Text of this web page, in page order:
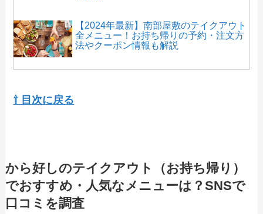
【2024年最新】南部屋敷のテイクアウト
全メニュー！お持ち帰りの予約・注文方
法やクーポン情報も解説
やクーポン情報も解説
【2024年最新】ワンカルビのテイクアウ
⇧ 目次に戻る
から好しのテイクアウト（お持ち帰り）
でおすすめ・人気なメニューは？SNSで
口コミを調査